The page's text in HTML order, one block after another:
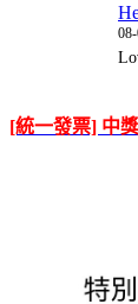
[統一發票] 中